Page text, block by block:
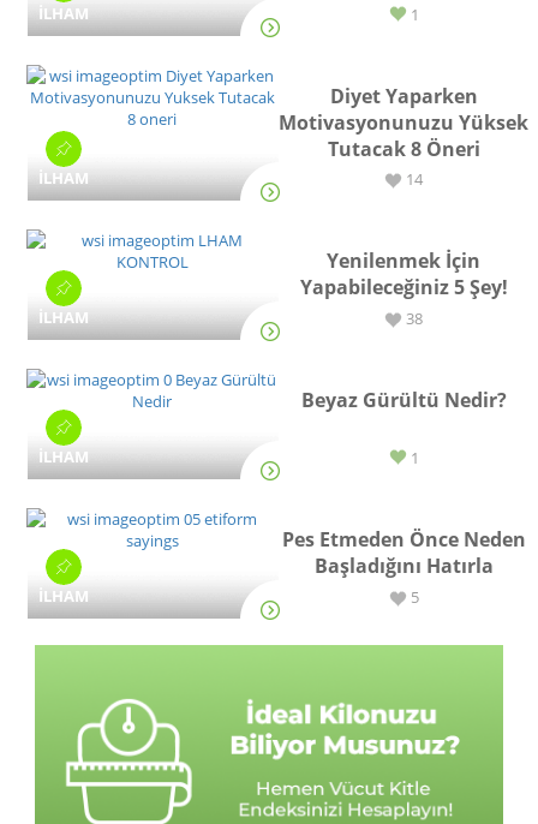
İLHAM 1
İLHAM
Diyet Yaparken
Motivasyonunuzu Yüksek
Tutacak 8 Öneri
14
İLHAM
Yenilenmek İçin
Yapabileceğiniz 5 Şey!
38
İLHAM
Beyaz Gürültü Nedir?
1
İLHAM
Pes Etmeden Önce Neden
Başladığını Hatırla
5